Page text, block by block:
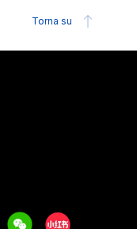
Torna su
WeechatXiaohongshu/